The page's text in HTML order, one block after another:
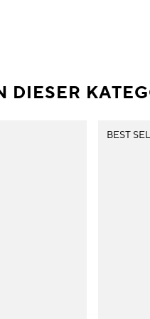
DIESER
BEST